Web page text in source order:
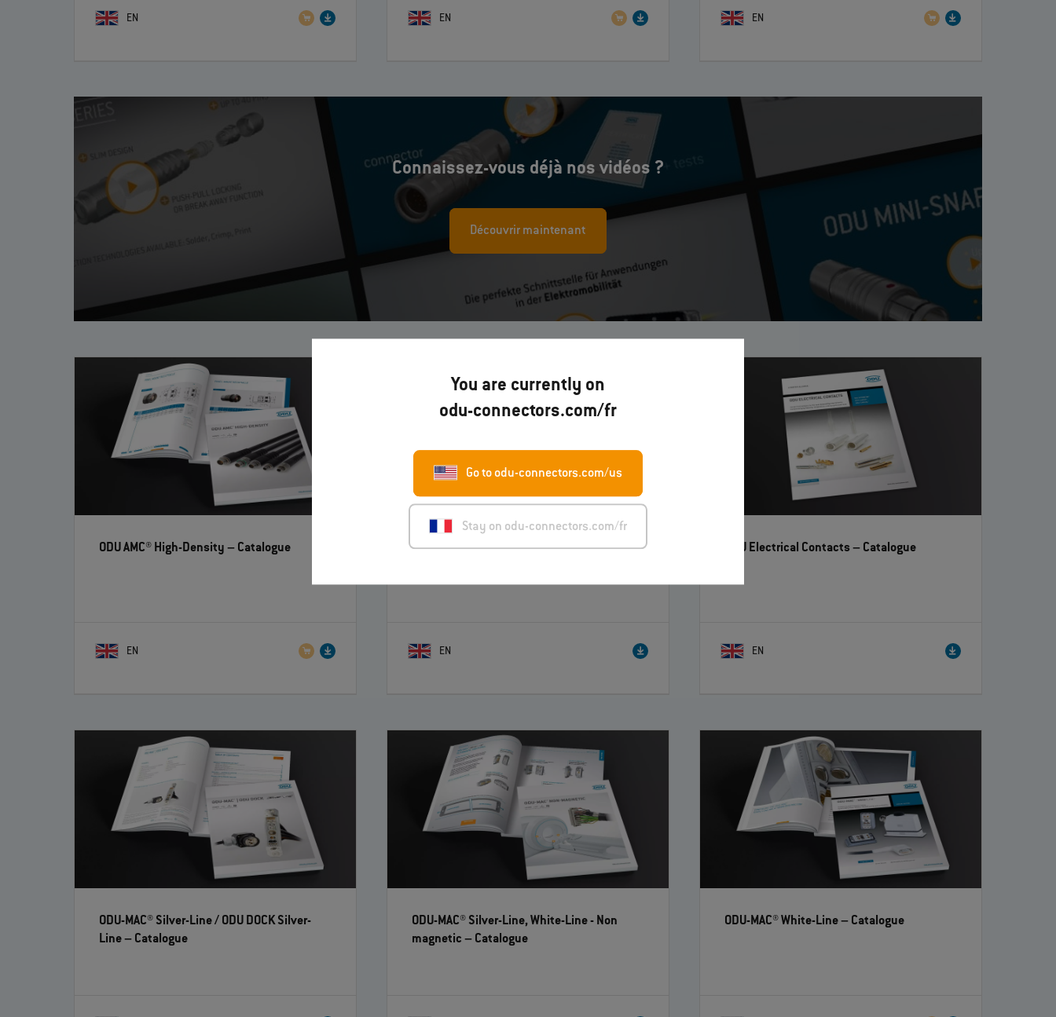
You are currently on
odu-connectors.com/fr
Go to odu-connectors.com/us
Stay on odu-connectors.com/fr
EN EN EN
Connaissez-vous déjà nos vidéos ?
Découvrir maintenant
ODU AMC® High-Density – Catalogue
EN
ODU AMC® NP– Catalogue
EN
ODU Electrical Contacts– Catalogue
EN
ODU-MAC® Silver-Line / ODU DOCK Silver-
Line– Catalogue
ODU-MAC® Silver-Line, White-Line - Non
magnetic– Catalogue
ODU-MAC® White-Line– Catalogue